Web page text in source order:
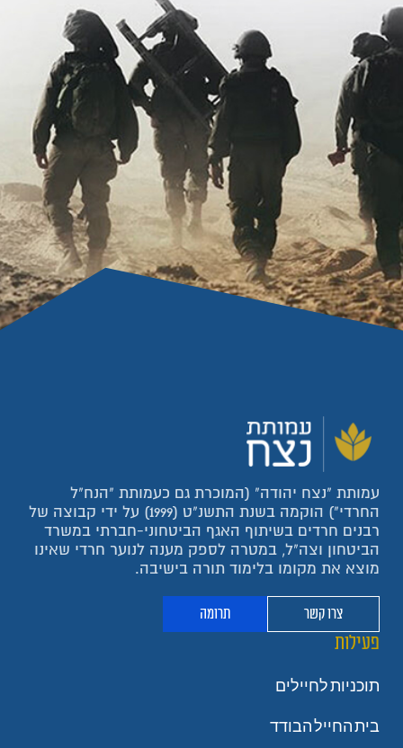
עמותת "נצח יהודה" (המוכרת גם כעמותת "הנח"ל
החרדי") הוקמה בשנת התשנ"ט (1999) על ידי קבוצה של
רבנים חרדים בשיתוף האגף הביטחוני-חברתי במשרד
הביטחון וצה"ל, במטרה לספק מענה לנוער חרדי שאינו
מוצא את מקומו בלימוד תורה בישיבה.
צרו קשר תרומה
פעילות
תוכניות לחיילים
בית החייל הבודד